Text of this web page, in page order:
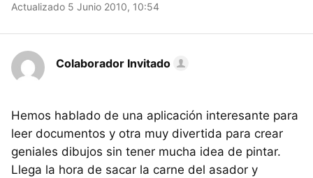
Actualizado 5 Junio 2010, 10:54
Colaborador Invitado
Hemos hablado de una aplicación interesante para
leer documentos y otra muy divertida para crear
geniales dibujos sin tener mucha idea de pintar.
Llega la hora de sacar la carne del asador y